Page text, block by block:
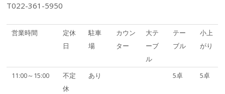
T022-361-5950
営業時間
定休
日
駐車
場
カウン
ター
大テ
ーブ
ル
テー
ブル
小上
がり
11:00～15:00
不定
休
あり 5卓 5卓